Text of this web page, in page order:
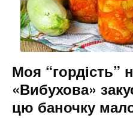
Моя “гордість”
«Вибухова»
цю баночку